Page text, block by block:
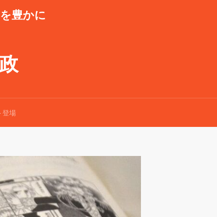
豊かに
登場